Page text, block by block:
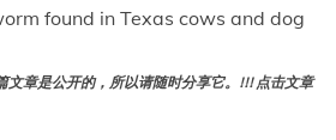
found in Texas cows and dog
文章是公开的，所以请随时分享它。!!! 点击文章